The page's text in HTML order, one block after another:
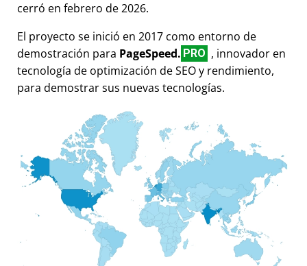
cerró en febrero de 2026.
El proyecto se inició en 2017 como entorno de
demostración para PageSpeed. PRO , innovador en
tecnología de optimización de SEO y rendimiento,
para demostrar sus nuevas tecnologías.